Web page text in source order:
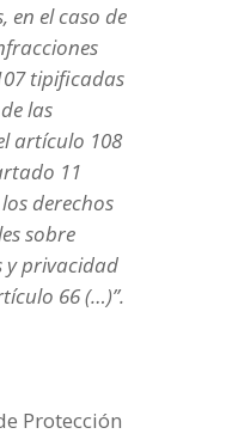
en el caso de
tipificadas
las
artículo 108
11
derechos
sobre
y privacidad
66 (…)”.
Protección